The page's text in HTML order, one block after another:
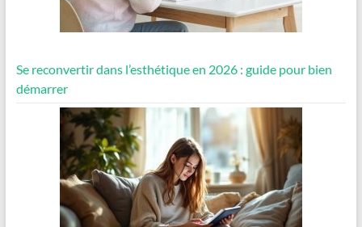
Se reconvertir dans l’esthétique en 2026 : guide pour bien
démarrer